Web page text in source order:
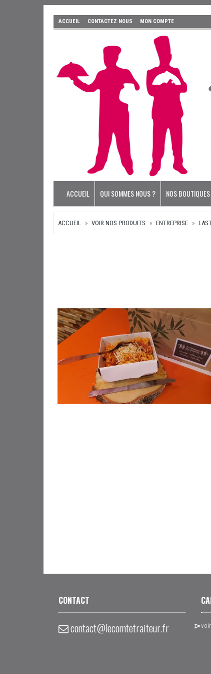
ACCUEIL CONTACTEZ NOUS MON COMPTE
ACCUEIL QUI SOMMES NOUS ? NOS BOUTIQUES
ACCUEIL VOIR NOS PRODUITS ENTREPRISE
CONTACT
contact@lecomtetraiteur.fr